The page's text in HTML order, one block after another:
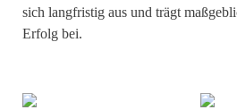
sich langfristig aus und trägt
Erfolg bei.